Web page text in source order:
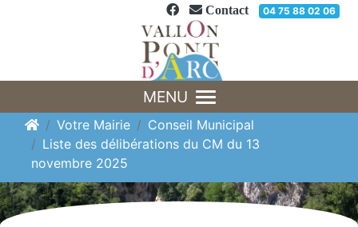
Contact 04 75 88 02 06
MENU
Votre Mairie
Conseil Municipal
Liste des délibérations du CM du 13
novembre 2025
Panneau de gestion des cookies